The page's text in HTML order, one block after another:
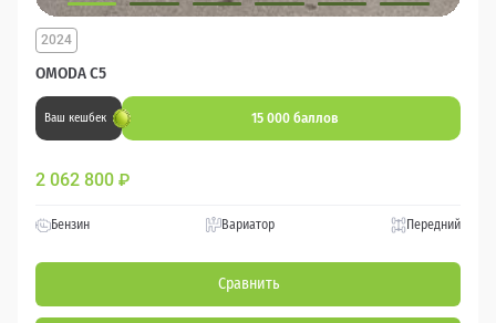
OMODA C5
2024
Ваш кешбек 15 000 баллов
2 062 800 ₽
Бензин Вариатор Передний
Сравнить